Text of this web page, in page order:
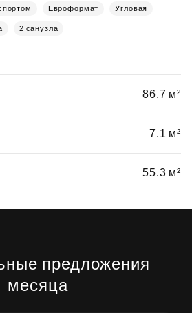
Евроформат Угловая
2 санузла
86.7 м²
7.1 м²
55.3 м²
предложения
месяца